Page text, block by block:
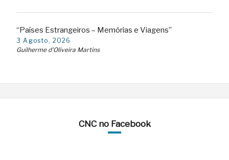
“Países Estrangeiros – Memórias e Viagens”
3 Agosto, 2026
Guilherme d'Oliveira Martins
CNC no Facebook